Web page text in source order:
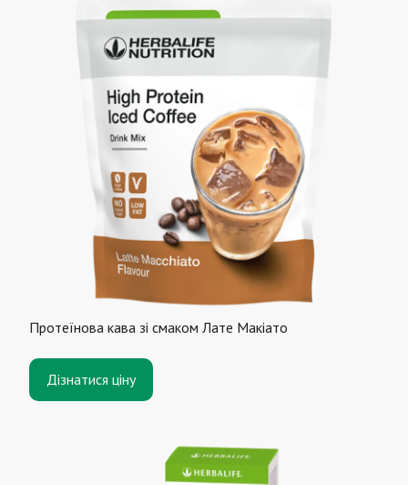
Протеїнова кава зі смаком Лате Макіато
Дізнатися ціну